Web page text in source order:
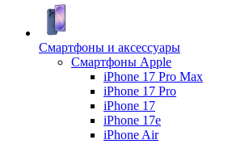
Смартфоны и аксессуары
Смартфоны Apple
iPhone 17 Pro Max
iPhone 17 Pro
iPhone 17
iPhone 17e
iPhone Air